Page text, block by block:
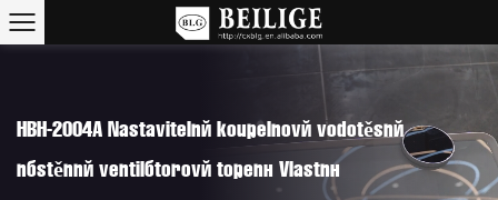
HBH-2004A Nastavitelné koupelnové vodotěsné
nástěnné ventilátorové topení Vlastní